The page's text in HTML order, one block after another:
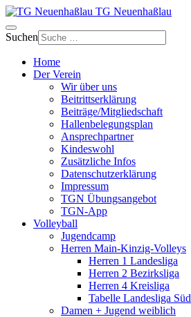
TG Neuenhaßlau
Suchen
Home
Der Verein
Wir über uns
Beitrittserklärung
Beiträge/Mitgliedschaft
Hallenbelegungsplan
Ansprechpartner
Kindeswohl
Zusätzliche Infos
Datenschutzerklärung
Impressum
TGN Übungsangebot
TGN-App
Volleyball
Jugendcamp
Herren Main-Kinzig-Volleys
Herren 1 Landesliga
Herren 2 Bezirksliga
Herren 4 Kreisliga
Tabelle Landesliga Süd
Damen + Jugend weiblich